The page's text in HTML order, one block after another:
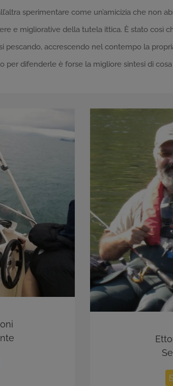
sperimentare come un’amicizia che
e migliorative della tutela ittica. È stato così
pescando, accrescendo nel contempo la
per difenderle è forse la migliore sintesi di